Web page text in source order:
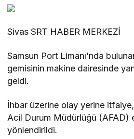
Sivas SRT HABER MERKEZİ
Samsun Port Limanı’nda
gemisinin makine dairesinde
geldi.
İhbar üzerine olay yerine
Acil Durum Müdürlüğü (AFAD)
yönlendirildi.